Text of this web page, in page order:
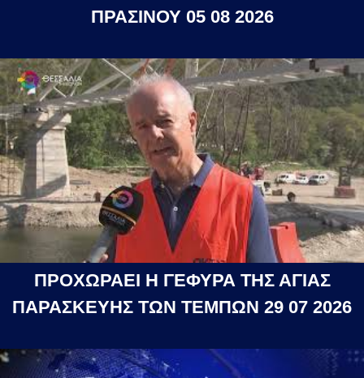
ΠΡΑΣΙΝΟΥ 05 08 2026
ΠΡΟΧΩΡΑΕΙ Η ΓΕΦΥΡΑ ΤΗΣ ΑΓΙΑΣ
ΠΑΡΑΣΚΕΥΗΣ ΤΩΝ ΤΕΜΠΩΝ 29 07 2026